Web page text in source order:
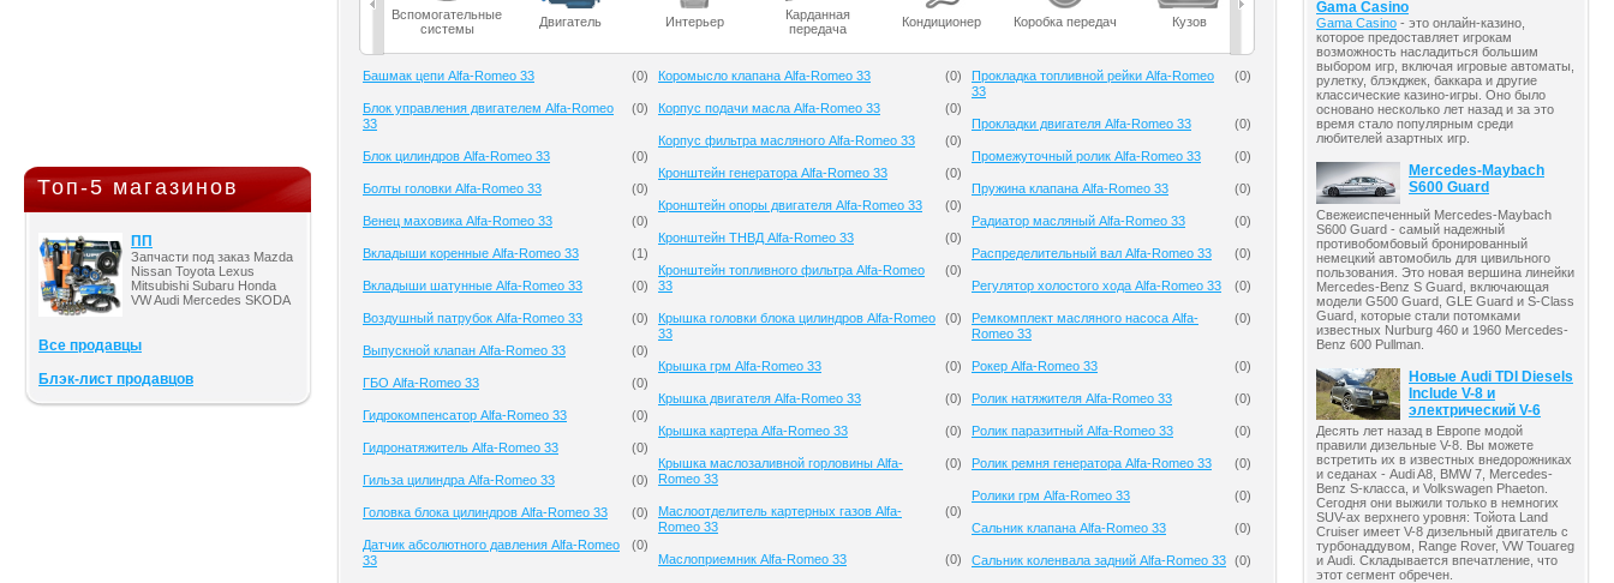
Топ-5 магазинов
ПП
Запчасти под заказ Mazda
Nissan Toyota Lexus
Mitsubishi Subaru Honda
VW Audi Mercedes SKODA
Все продавцы
Блэк-лист продавцов
Вспомогательные
системы
Двигатель Интерьер
Карданная
передача
Кондиционер Коробка передач Кузов Масла Мост
Башмак цепи Alfa-Romeo 33 (0)
Блок управления двигателем Alfa-Romeo
33
(0)
Блок цилиндров Alfa-Romeo 33 (0)
Болты головки Alfa-Romeo 33 (0)
Венец маховика Alfa-Romeo 33 (0)
Вкладыши коренные Alfa-Romeo 33 (1)
Вкладыши шатунные Alfa-Romeo 33 (0)
Воздушный патрубок Alfa-Romeo 33 (0)
Выпускной клапан Alfa-Romeo 33 (0)
ГБО Alfa-Romeo 33 (0)
Гидрокомпенсатор Alfa-Romeo 33 (0)
Гидронатяжитель Alfa-Romeo 33 (0)
Гильза цилиндра Alfa-Romeo 33 (0)
Головка блока цилиндров Alfa-Romeo 33 (0)
Датчик абсолютного давления Alfa-Romeo
33
(0)
Коромысло клапана Alfa-Romeo 33 (0)
Корпус подачи масла Alfa-Romeo 33 (0)
Корпус фильтра масляного Alfa-Romeo 33 (0)
Кронштейн генератора Alfa-Romeo 33 (0)
Кронштейн опоры двигателя Alfa-Romeo 33 (0)
Кронштейн ТНВД Alfa-Romeo 33 (0)
Кронштейн топливного фильтра Alfa-Romeo
33
(0)
Крышка головки блока цилиндров Alfa-Romeo
33
(0)
Крышка грм Alfa-Romeo 33 (0)
Крышка двигателя Alfa-Romeo 33 (0)
Крышка картера Alfa-Romeo 33 (0)
Крышка маслозаливной горловины Alfa-
Romeo 33
(0)
Маслоотделитель картерных газов Alfa-
Romeo 33
(0)
Маслоприемник Alfa-Romeo 33 (0)
Прокладка топливной рейки Alfa-Romeo
33
(0)
Прокладки двигателя Alfa-Romeo 33 (0)
Промежуточный ролик Alfa-Romeo 33 (0)
Пружина клапана Alfa-Romeo 33 (0)
Радиатор масляный Alfa-Romeo 33 (0)
Распределительный вал Alfa-Romeo 33 (0)
Регулятор холостого хода Alfa-Romeo 33 (0)
Ремкомплект масляного насоса Alfa-
Romeo 33
(0)
Рокер Alfa-Romeo 33 (0)
Ролик натяжителя Alfa-Romeo 33 (0)
Ролик паразитный Alfa-Romeo 33 (0)
Ролик ремня генератора Alfa-Romeo 33 (0)
Ролики грм Alfa-Romeo 33 (0)
Сальник клапана Alfa-Romeo 33 (0)
Сальник коленвала задний Alfa-Romeo 33 (0)
Gama Casino
Gama Casino - это онлайн-казино,
которое предоставляет игрокам
возможность насладиться большим
выбором игр, включая игровые автоматы,
рулетку, блэкджек, баккара и другие
классические казино-игры. Оно было
основано несколько лет назад и за это
время стало популярным среди
любителей азартных игр.
Mercedes-Maybach
S600 Guard
Свежеиспеченный Mercedes-Maybach
S600 Guard - самый надежный
противобомбовый бронированный
немецкий автомобиль для цивильного
пользования. Это новая вершина линейки
Mercedes-Benz S Guard, включающая
модели G500 Guard, GLE Guard и S-Class
Guard, которые стали потомками
известных Nurburg 460 и 1960 Mercedes-
Benz 600 Pullman.
Новые Audi TDI Diesels
Include V-8 и
электрический V-6
Десять лет назад в Европе модой
правили дизельные V-8. Вы можете
встретить их в известных внедорожниках
и седанах - Audi A8, BMW 7, Mercedes-
Benz S-класса, и Volkswagen Phaeton.
Сегодня они выжили только в немногих
SUV-ах верхнего уровня: Тойота Land
Cruiser имеет V-8 дизельный двигатель с
турбонаддувом, Range Rover, VW Touareg
и Audi. Складывается впечатление, что
этот сегмент обречен.